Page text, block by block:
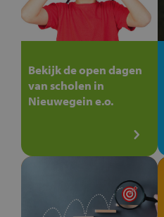
Bekijk de open dagen
van scholen in
Nieuwegein e.o.